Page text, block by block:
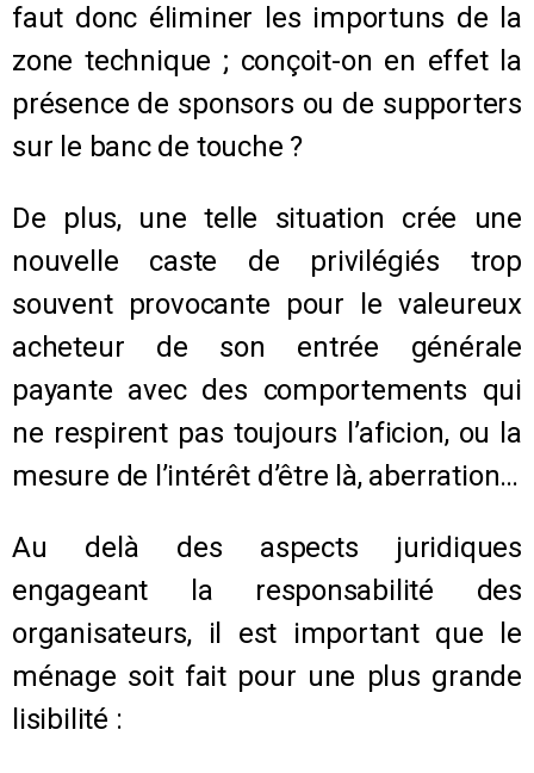
faut donc éliminer les importuns de la
zone technique ; conçoit-on en effet la
présence de sponsors ou de supporters
sur le banc de touche ?
De plus, une telle situation crée une
nouvelle caste de privilégiés trop
souvent provocante pour le valeureux
acheteur de son entrée générale
payante avec des comportements qui
ne respirent pas toujours l’aficion, ou la
mesure de l’intérêt d’être là, aberration…
Au delà des aspects juridiques
engageant la responsabilité des
organisateurs, il est important que le
ménage soit fait pour une plus grande
lisibilité :